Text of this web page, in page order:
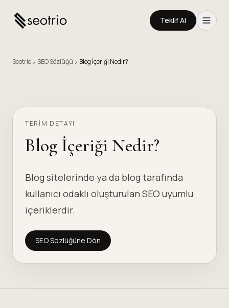
Teklif Al
Seotrio SEO Sözlüğü Blog İçeriği Nedir?
TERIM DETAYI
Blog İçeriği Nedir?
Blog sitelerinde ya da blog tarafında
kullanıcı odaklı oluşturulan SEO uyumlu
içeriklerdir.
SEO Sözlüğüne Dön